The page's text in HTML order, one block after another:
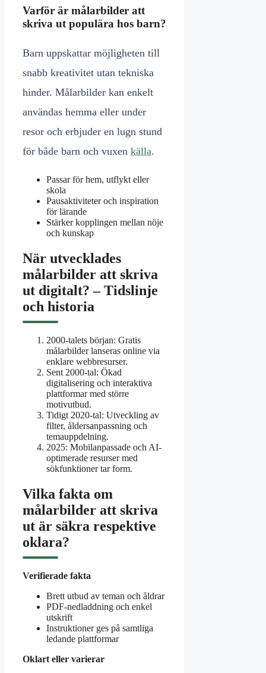
Varför är målarbilder att
skriva ut populära hos barn?
Barn uppskattar möjligheten till
snabb kreativitet utan tekniska
hinder. Målarbilder kan enkelt
användas hemma eller under
resor och erbjuder en lugn stund
för både barn och vuxen källa.
Passar för hem, utflykt eller
skola
Pausaktiviteter och inspiration
för lärande
Stärker kopplingen mellan nöje
och kunskap
När utvecklades
målarbilder att skriva
ut digitalt? – Tidslinje
och historia
2000-talets början: Gratis
målarbilder lanseras online via
enklare webbresurser.
Sent 2000-tal: Ökad
digitalisering och interaktiva
plattformar med större
motivutbud.
Tidigt 2020-tal: Utveckling av
filter, åldersanpassning och
temauppdelning.
2025: Mobilanpassade och AI-
optimerade resurser med
sökfunktioner tar form.
Vilka fakta om
målarbilder att skriva
ut är säkra respektive
oklara?
Verifierade fakta
Brett utbud av teman och åldrar
PDF-nedladdning och enkel
utskrift
Instruktioner ges på samtliga
ledande plattformar
Oklart eller varierar